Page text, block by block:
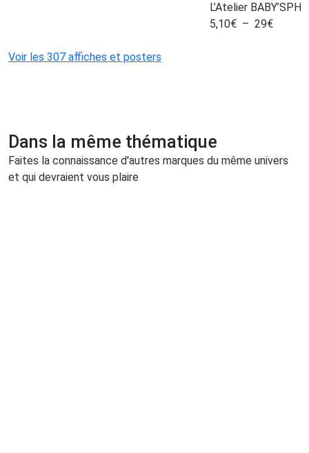
L’Atelier
5,10€ – 29€
Voir les 307 affiches et posters
Dans la même thématique
Faites la connaissance d'autres marques du même univers
et qui devraient vous plaire